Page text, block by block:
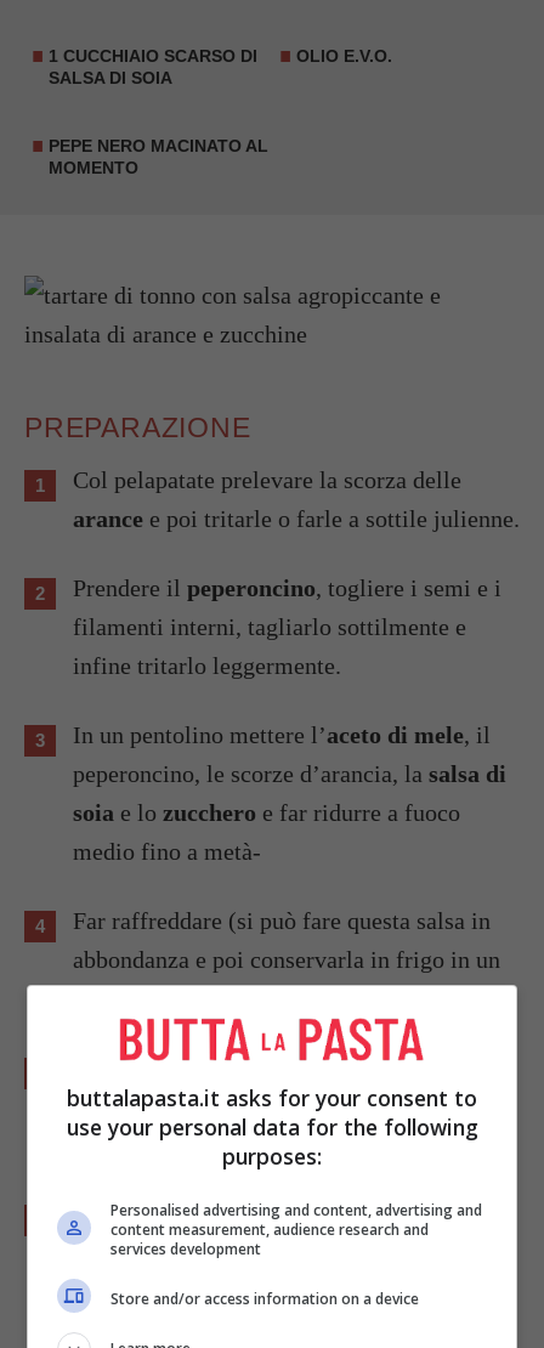
1 CUCCHIAIO SCARSO DI
SALSA DI SOIA
OLIO E.V.O.
PEPE NERO MACINATO AL
MOMENTO
PREPARAZIONE
Col pelapatate prelevare la scorza delle
arance e poi tritarle o farle a sottile julienne.
Prendere il peperoncino, togliere i semi e i
filamenti interni, tagliarlo sottilmente e
infine tritarlo leggermente.
In un pentolino mettere l’aceto di mele, il
peperoncino, le scorze d’arancia, la salsa di
soia e lo zucchero e far ridurre a fuoco
medio fino a metà-
Far raffreddare (si può fare questa salsa in
abbondanza e poi conservarla in frigo in un
Togliere la parte bianca delle 4 arance e
tagliarle a rondelle alte mezzo centimetro,
metterle quindi in un colino a sgocciolare.
Tritare il tonnoa coltello non troppo
finemente, disporlo sui piatti individuali
facendo un mucchio centrale.
buttalapasta.it asks for your consent to
use your personal data for the following
purposes:
Personalised advertising and content, advertising and
content measurement, audience research and
services development
Store and/or access information on a device